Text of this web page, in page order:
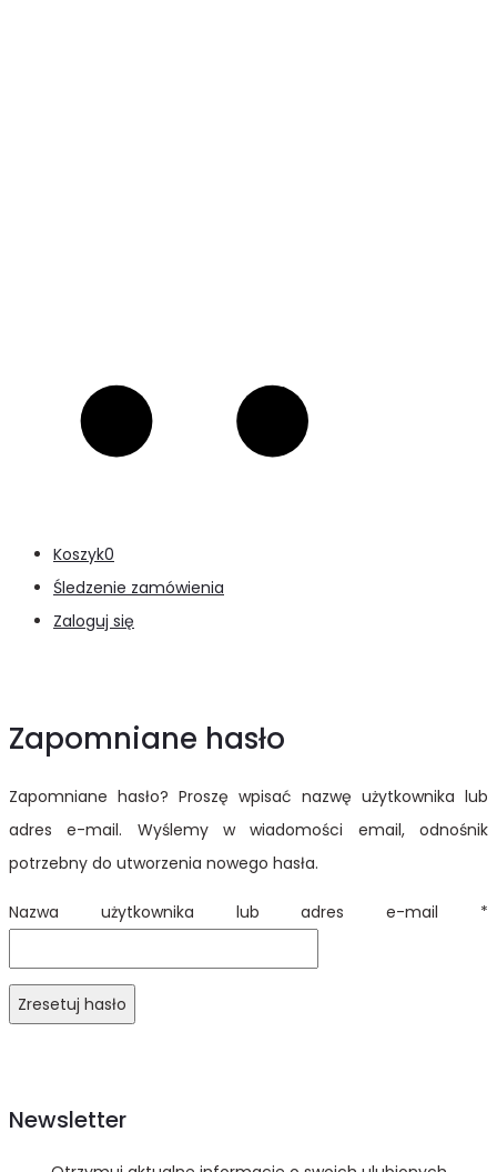
Koszyk0
Śledzenie zamówienia
Zaloguj się
Zapomniane hasło
Zapomniane hasło? Proszę wpisać nazwę użytkownika lub
adres e-mail. Wyślemy w wiadomości email, odnośnik
potrzebny do utworzenia nowego hasła.
Nazwa użytkownika lub adres e-mail *
Zresetuj hasło
Newsletter